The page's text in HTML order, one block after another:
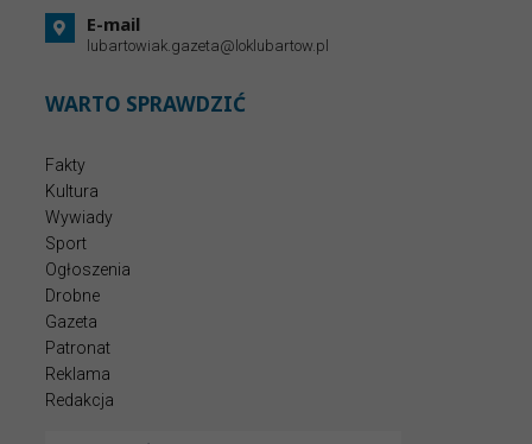
E-mail
lubartowiak.gazeta@loklubartow.pl
WARTO SPRAWDZIĆ
Fakty
Kultura
Wywiady
Sport
Ogłoszenia
Drobne
Gazeta
Patronat
Reklama
Redakcja